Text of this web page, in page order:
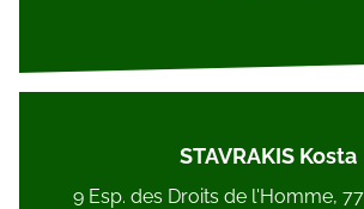
STAVRAKIS Kosta
9 Esp. des Droits de l'Homme,